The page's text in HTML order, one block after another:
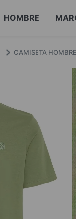
HOMBRE
CAMISETA